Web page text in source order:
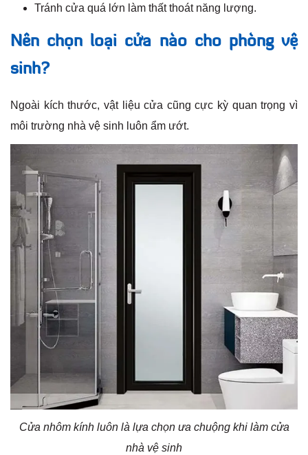
Tránh cửa quá lớn làm thất thoát năng lượng.
Nên chọn loại cửa nào cho phòng vệ
sinh?
Ngoài kích thước, vật liệu cửa cũng cực kỳ quan trọng vì
môi trường nhà vệ sinh luôn ẩm ướt.
Cửa nhôm kính luôn là lựa chọn ưa chuộng khi làm cửa
nhà vệ sinh